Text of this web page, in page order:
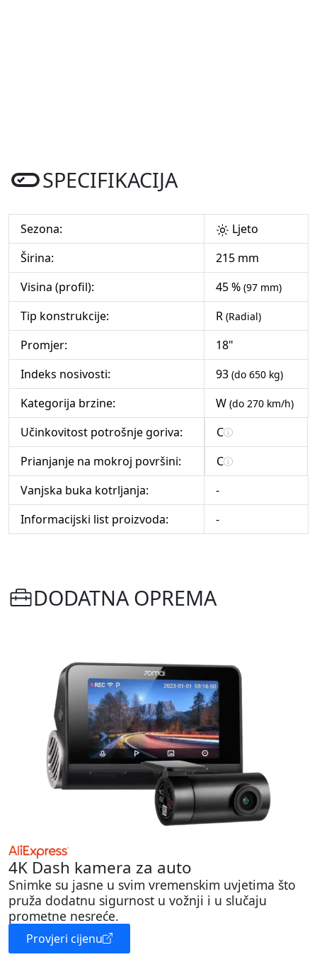
SPECIFIKACIJA
Sezona:
Ljeto
Širina:
215 mm
Visina (profil):
45 % (97 mm)
Tip konstrukcije: R (Radial)
Promjer:
18"
Indeks nosivosti:
93 (do 650 kg)
Kategorija brzine: W (do 270 km/h)
Učinkovitost potrošnje goriva:
C
Prianjanje na mokroj površini:
C
Vanjska buka kotrljanja:
-
Informacijski list proizvoda:
-
DODATNA OPREMA
4K Dash kamera za auto
Snimke su jasne u svim vremenskim uvjetima što
pruža dodatnu sigurnost u vožnji i u slučaju
prometne nesreće.
Provjeri cijenu